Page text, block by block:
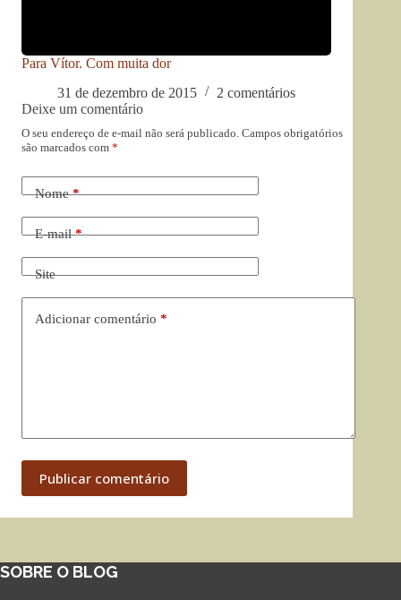
Para Vítor. Com muita dor
31 de dezembro de 2015
2 comentários
Deixe um comentário
O seu endereço de e-mail não será publicado. Campos obrigatórios
são marcados com *
Nome*
E-mail*
Site
Adicionar comentário *
Publicar comentário
SOBRE O BLOG